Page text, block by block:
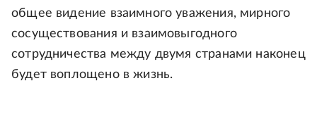
общее видение взаимного уважения, мирного
сосуществования и взаимовыгодного
сотрудничества между двумя странами наконец
будет воплощено в жизнь.